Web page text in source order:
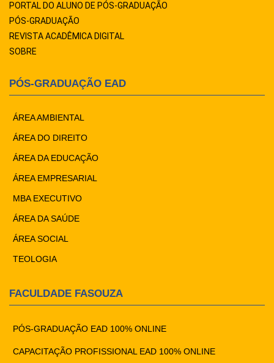
PORTAL DO ALUNO DE PÓS-GRADUAÇÃO
PÓS-GRADUAÇÃO
REVISTA ACADÊMICA DIGITAL
SOBRE
PÓS-GRADUAÇÃO EAD
ÁREA AMBIENTAL
ÁREA DO DIREITO
ÁREA DA EDUCAÇÃO
ÁREA EMPRESARIAL
MBA EXECUTIVO
ÁREA DA SAÚDE
ÁREA SOCIAL
TEOLOGIA
FACULDADE FASOUZA
PÓS-GRADUAÇÃO EAD 100% ONLINE
CAPACITAÇÃO PROFISSIONAL EAD 100% ONLINE